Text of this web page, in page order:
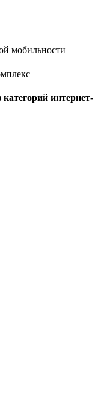
мобильности
интернет-